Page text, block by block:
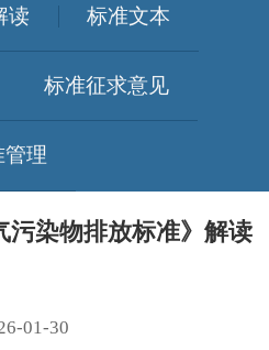
读 标准文本
标准征求意见
理
污染物排放标准》解读
01-30